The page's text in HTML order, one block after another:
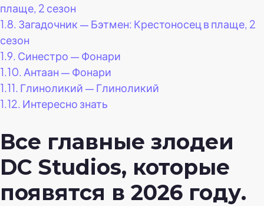
плаще, 2 сезон
1.8. Загадочник — Бэтмен: Крестоносец в плаще, 2
сезон
1.9. Синестро — Фонари
1.10. Антаан — Фонари
1.11. Глиноликий — Глиноликий
1.12. Интересно знать
Все главные злодеи
DC Studios, которые
появятся в 2026 году.